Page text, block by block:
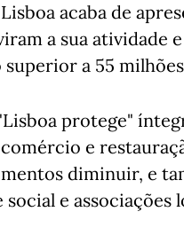
acaba de
a sua atividade
a 55
protege"
e
diminuir, e
e associações